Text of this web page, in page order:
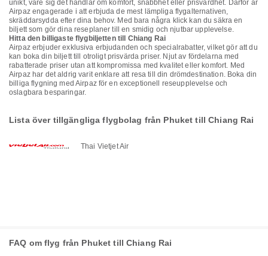
unikt, vare sig det handlar om komfort, snabbhet eller prisvärdhet. Därför är
Airpaz engagerade i att erbjuda de mest lämpliga flygalternativen,
skräddarsydda efter dina behov. Med bara några klick kan du säkra en
biljett som gör dina reseplaner till en smidig och njutbar upplevelse.
Hitta den billigaste flygbiljetten till Chiang Rai
Airpaz erbjuder exklusiva erbjudanden och specialrabatter, vilket gör att du
kan boka din biljett till otroligt prisvärda priser. Njut av fördelarna med
rabatterade priser utan att kompromissa med kvalitet eller komfort. Med
Airpaz har det aldrig varit enklare att resa till din drömdestination. Boka din
billiga flygning med Airpaz för en exceptionell reseupplevelse och
oslagbara besparingar.
Lista över tillgängliga flygbolag från Phuket till Chiang Rai
Thai Vietjet Air
FAQ om flyg från Phuket till Chiang Rai